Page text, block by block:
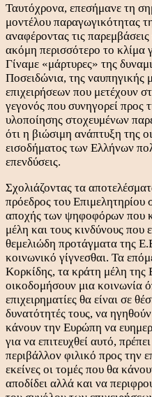
Ταυτόχρονα, επεσήμανε τη
μοντέλου παραγωγικότητας
αναφέροντας τις
ακόμη περισσότερο το κλίμα
Γίναμε «μάρτυρες» της
Ποσειδώνια, της ναυπηγικής
επιχειρήσεων που μετέχουν
γεγονός που συνηγορεί προς
υλοποίησης στοχευμένων
ότι η βιώσιμη ανάπτυξη της
εισοδήματος των Ελλήνων
επενδύσεις.
Σχολιάζοντας τα
πρόεδρος του Επιμελητηρίου
αποχής των ψηφοφόρων που
μέλη και τους κινδύνους που
θεμελιώδη προτάγματα της
κοινωνικό γίγνεσθαι. Τα
Κορκίδης, τα κράτη μέλη
οικοδομήσουν μια κοινωνία
επιχειρηματίες θα είναι σε
δυνατότητές τους, να
κάνουν την Ευρώπη να
για να επιτευχθεί αυτό,
περιβάλλον φιλικό προς την
εκείνες οι τομές που θα
αποδίδει αλλά και να